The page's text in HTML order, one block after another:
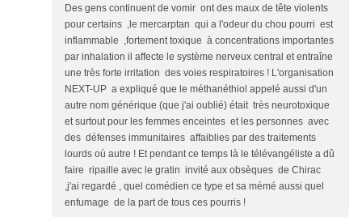
Des gens continuent de vomir ont des maux de tête violents
pour certains ,le mercarptan qui a l'odeur du chou pourri est
inflammable ,fortement toxique à concentrations importantes
par inhalation il affecte le système nerveux central et entraîne
une très forte irritation des voies respiratoires ! L'organisation
NEXT-UP a expliqué que le méthanéthiol appelé aussi d'un
autre nom générique (que j'ai oublié) était très neurotoxique
et surtout pour les femmes enceintes et les personnes avec
des défenses immunitaires affaiblies par des traitements
lourds où autre ! Et pendant ce temps là le télévangéliste a dû
faire ripaille avec le gratin invité aux obsèques de Chirac
,j'ai regardé , quel comédien ce type et sa mémé aussi quel
enfumage de la part de tous ces pourris !